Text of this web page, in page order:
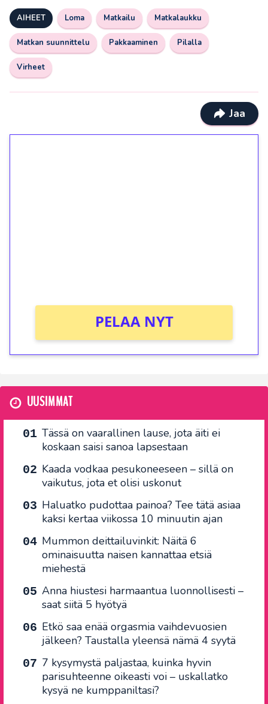
AIHEET Loma Matkailu Matkalaukku
Matkan suunnittelu Pakkaaminen Pilalla
Virheet
Jaa
PELAA NYT
UUSIMMAT
Tässä on vaarallinen lause, jota äiti ei
koskaan saisi sanoa lapsestaan
Kaada vodkaa pesukoneeseen – sillä on
vaikutus, jota et olisi uskonut
Haluatko pudottaa painoa? Tee tätä asiaa
kaksi kertaa viikossa 10 minuutin ajan
Mummon deittailuvinkit: Näitä 6
ominaisuutta naisen kannattaa etsiä
miehestä
Anna hiustesi harmaantua luonnollisesti –
saat siitä 5 hyötyä
Etkö saa enää orgasmia vaihdevuosien
jälkeen? Taustalla yleensä nämä 4 syytä
7 kysymystä paljastaa, kuinka hyvin
parisuhteenne oikeasti voi – uskallatko
kysyä ne kumppaniltasi?